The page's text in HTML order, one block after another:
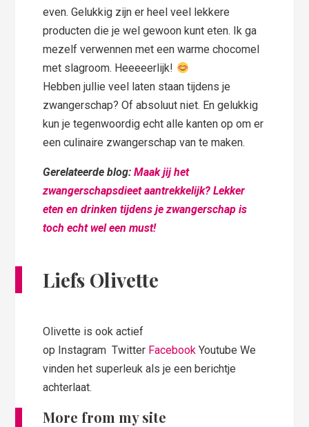
even. Gelukkig zijn er heel veel lekkere
producten die je wel gewoon kunt eten. Ik ga
mezelf verwennen met een warme chocomel
met slagroom. Heeeeerlijk!
Hebben jullie veel laten staan tijdens je
zwangerschap? Of absoluut niet. En gelukkig
kun je tegenwoordig echt alle kanten op om er
een culinaire zwangerschap van te maken.
Gerelateerde blog:Maak jij het
zwangerschapsdieet aantrekkelijk? Lekker
eten en drinken tijdens je zwangerschap is
toch echt wel een must!
Liefs Olivette
Olivette is ook actief
op Instagram Twitter Facebook Youtube We
vinden het superleuk als je een berichtje
achterlaat.
More from my site